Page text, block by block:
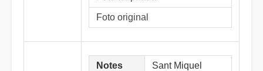
Foto original
Notes Sant Miquel